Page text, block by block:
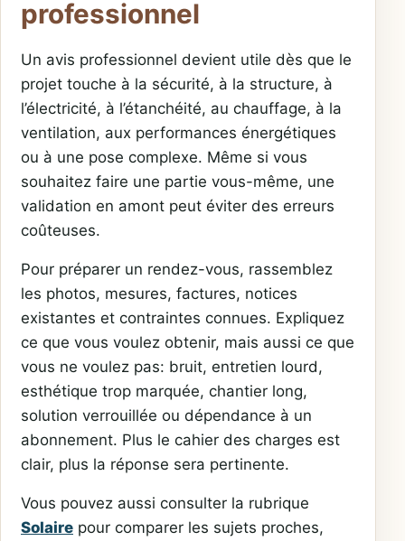
professionnel
Un avis professionnel devient utile dès que le
projet touche à la sécurité, à la structure, à
l’électricité, à l’étanchéité, au chauffage, à la
ventilation, aux performances énergétiques
ou à une pose complexe. Même si vous
souhaitez faire une partie vous-même, une
validation en amont peut éviter des erreurs
coûteuses.
Pour préparer un rendez-vous, rassemblez
les photos, mesures, factures, notices
existantes et contraintes connues. Expliquez
ce que vous voulez obtenir, mais aussi ce que
vous ne voulez pas: bruit, entretien lourd,
esthétique trop marquée, chantier long,
solution verrouillée ou dépendance à un
abonnement. Plus le cahier des charges est
clair, plus la réponse sera pertinente.
Vous pouvez aussi consulter la rubrique
Solaire pour comparer les sujets proches,